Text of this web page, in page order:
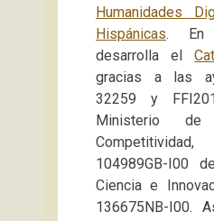
Humanidades
Hispánicas. En
desarrolla el
gracias a las
32259 y
Ministerio
104989GB-I00
Ciencia e
136675NB-I00.